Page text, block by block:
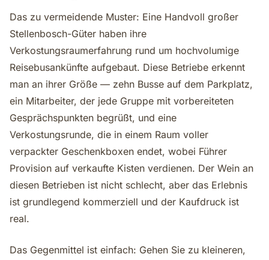
Das zu vermeidende Muster: Eine Handvoll großer
Stellenbosch-Güter haben ihre
Verkostungsraumerfahrung rund um hochvolumige
Reisebusankünfte aufgebaut. Diese Betriebe erkennt
man an ihrer Größe — zehn Busse auf dem Parkplatz,
ein Mitarbeiter, der jede Gruppe mit vorbereiteten
Gesprächspunkten begrüßt, und eine
Verkostungsrunde, die in einem Raum voller
verpackter Geschenkboxen endet, wobei Führer
Provision auf verkaufte Kisten verdienen. Der Wein an
diesen Betrieben ist nicht schlecht, aber das Erlebnis
ist grundlegend kommerziell und der Kaufdruck ist
real.
Das Gegenmittel ist einfach: Gehen Sie zu kleineren,